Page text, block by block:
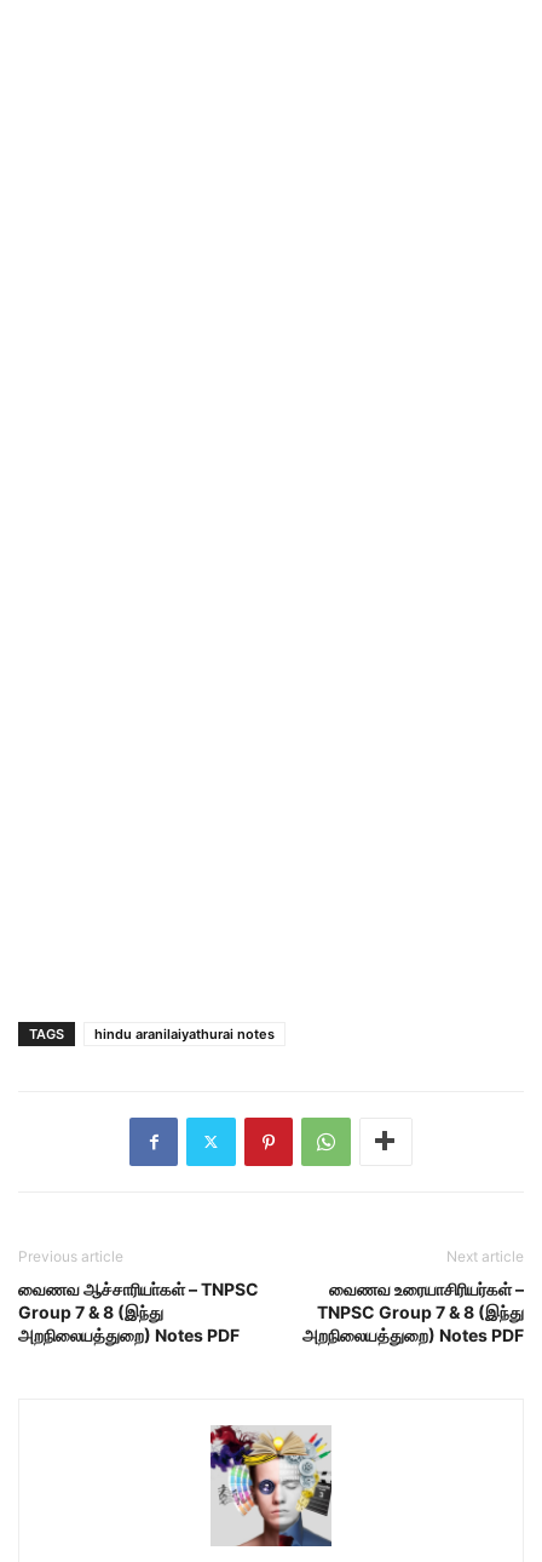
TAGS hindu aranilaiyathurai notes
Previous article
வைணவ ஆச்சாரியா்கள் – TNPSC
Group 7 & 8 (இந்து
அறநிலையத்துறை) Notes PDF
Next article
வைணவ உரையாசிரியர்கள் –
TNPSC Group 7 & 8 (இந்து
அறநிலையத்துறை) Notes PDF